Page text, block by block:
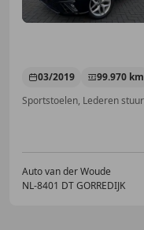
03/2019 99.970 km
Auto van der Woude
NL-8401 DT GORREDIJK